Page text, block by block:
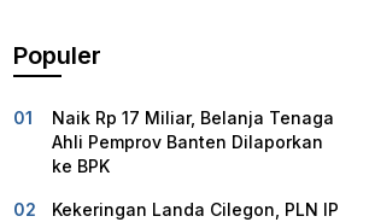
Populer
Naik Rp 17 Miliar, Belanja Tenaga
Ahli Pemprov Banten Dilaporkan
ke BPK
Kekeringan Landa Cilegon, PLN IP